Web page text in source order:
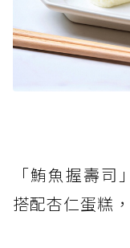
「鮪魚握壽
搭配杏仁蛋糕